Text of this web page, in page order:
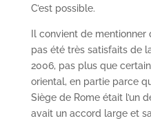
C’est possible.
Il convient de mentionner
pas été très satisfaits de
2006, pas plus que
oriental, en partie parce
Siège de Rome était l’un
avait un accord large et